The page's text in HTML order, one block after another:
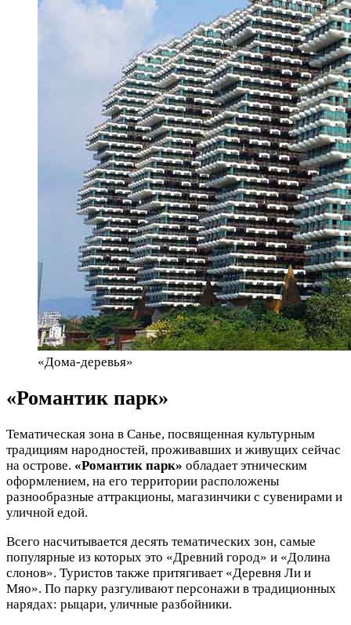
«Дома-деревья»
«Романтик парк»
Тематическая зона в Санье, посвященная культурным
традициям народностей, проживавших и живущих сейчас
на острове. «Романтик парк» обладает этническим
оформлением, на его территории расположены
разнообразные аттракционы, магазинчики с сувенирами и
уличной едой.
Всего насчитывается десять тематических зон, самые
популярные из которых это «Древний город» и «Долина
слонов». Туристов также притягивает «Деревня Ли и
Мяо». По парку разгуливают персонажи в традиционных
нарядах: рыцари, уличные разбойники.